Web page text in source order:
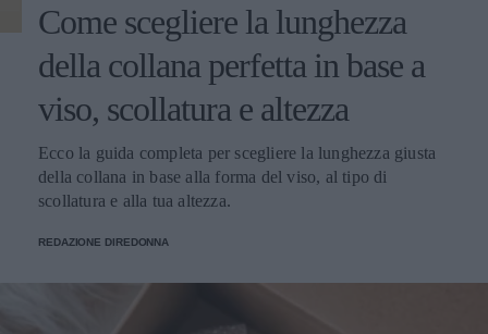
Come scegliere la lunghezza
della collana perfetta in base a
viso, scollatura e altezza
Ecco la guida completa per scegliere la lunghezza giusta
della collana in base alla forma del viso, al tipo di
scollatura e alla tua altezza.
REDAZIONE DIREDONNA